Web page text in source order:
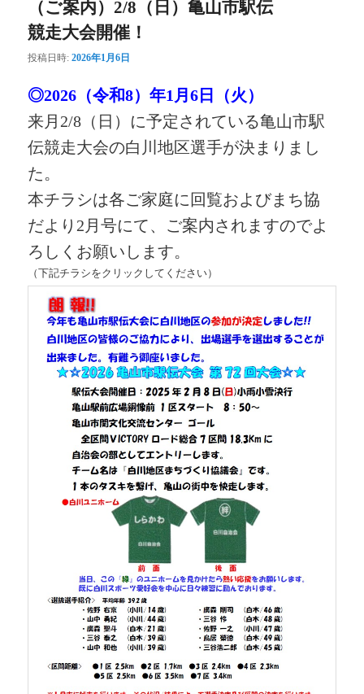
（ご案内）2/8（日）亀山市駅伝
競走大会開催！
投稿日時:2026年1月6日
◎2026（令和8）年1月6日（火）
来月2/8（日）に予定されている亀山市駅
伝競走大会の白川地区選手が決まりまし
た。
本チラシは各ご家庭に回覧およびまち協
だより2月号にて、ご案内されますのでよ
ろしくお願いします。
（下記チラシをクリックしてください）